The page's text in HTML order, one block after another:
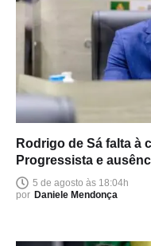
Rodrigo de Sá falta à
Progressista e
5 de agosto às 18:04h
por Daniele Mendonça